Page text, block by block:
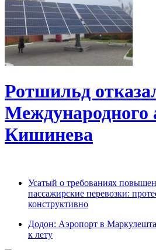
Ротшильд
Международного
Кишинева
Усатый о требованиях
пассажирские перевозки:
конструктивно
Додон: Аэропорт в
к лету